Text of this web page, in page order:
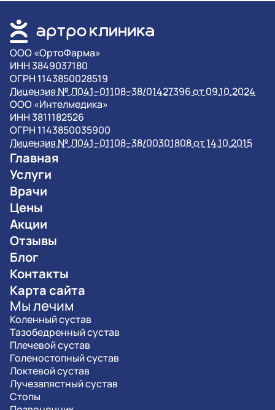
OOO «ОртоФарма»
ИНН 3849037180
ОГРН 1143850028519
Лицензия № Л041–01108–38/01427396 от 09.10.2024
OOO «Интелмедика»
ИНН 3811182526
ОГРН 1143850035900
Лицензия № Л041–01108–38/00301808 от 14.10.2015
Главная
Услуги
Врачи
Цены
Акции
Отзывы
Блог
Контакты
Карта сайта
Мы лечим
Коленный сустав
Тазобедренный сустав
Плечевой сустав
Голеностопный сустав
Локтевой сустав
Лучезапястный сустав
Стопы